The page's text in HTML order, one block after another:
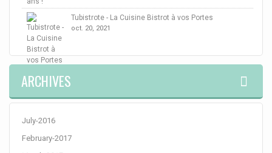
Tubistrote - La Cuisine Bistrot à vos Portes
oct. 20, 2021
ARCHIVES
July-2016
February-2017